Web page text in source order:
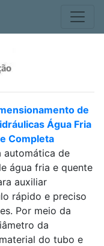
de
Água Fria
Completa
automática de
água fria e quente
auxiliar
rápido e preciso
Por meio da
da
do tubo e